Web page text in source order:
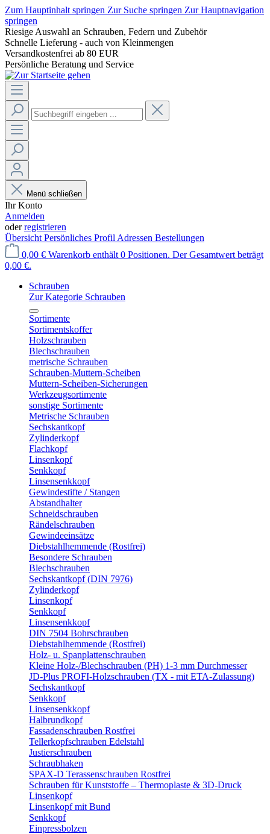
Zum Hauptinhalt springen Zur Suche springen Zur Hauptnavigation
springen
Riesige Auswahl an Schrauben, Federn und Zubehör
Schnelle Lieferung - auch von Kleinmengen
Versandkostenfrei ab 80 EUR
Persönliche Beratung und Service
Menü schließen
Ihr Konto
Anmelden
oderregistrieren
Übersicht Persönliches Profil Adressen Bestellungen
0,00 € Warenkorb enthält 0 Positionen. Der Gesamtwert beträgt
0,00 €.
Schrauben
Zur Kategorie Schrauben
Sortimente
Sortimentskoffer
Holzschrauben
Blechschrauben
metrische Schrauben
Schrauben-Muttern-Scheiben
Muttern-Scheiben-Sicherungen
Werkzeugsortimente
sonstige Sortimente
Metrische Schrauben
Sechskantkopf
Zylinderkopf
Flachkopf
Linsenkopf
Senkkopf
Linsensenkkopf
Gewindestifte / Stangen
Abstandhalter
Schneidschrauben
Rändelschrauben
Gewindeeinsätze
Diebstahlhemmende (Rostfrei)
Besondere Schrauben
Blechschrauben
Sechskantkopf (DIN 7976)
Zylinderkopf
Linsenkopf
Senkkopf
Linsensenkkopf
DIN 7504 Bohrschrauben
Diebstahlhemmende (Rostfrei)
Holz- u. Spanplattenschrauben
Kleine Holz-/Blechschrauben (PH) 1-3 mm Durchmesser
JD-Plus PROFI-Holzschrauben (TX - mit ETA-Zulassung)
Sechskantkopf
Senkkopf
Linsensenkkopf
Halbrundkopf
Fassadenschrauben Rostfrei
Tellerkopfschrauben Edelstahl
Justierschrauben
Schraubhaken
SPAX-D Terassenschrauben Rostfrei
Schrauben für Kunststoffe – Thermoplaste & 3D-Druck
Linsenkopf
Linsenkopf mit Bund
Senkkopf
Einpressbolzen